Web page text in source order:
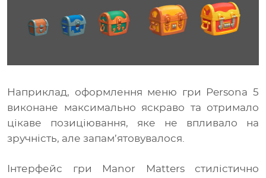
Наприклад, оформлення меню гри Persona 5
виконане максимально яскраво та отримало
цікаве позиціювання, яке не впливало на
зручність, але запам’ятовувалося.
Інтерфейс гри Manor Matters стилістично